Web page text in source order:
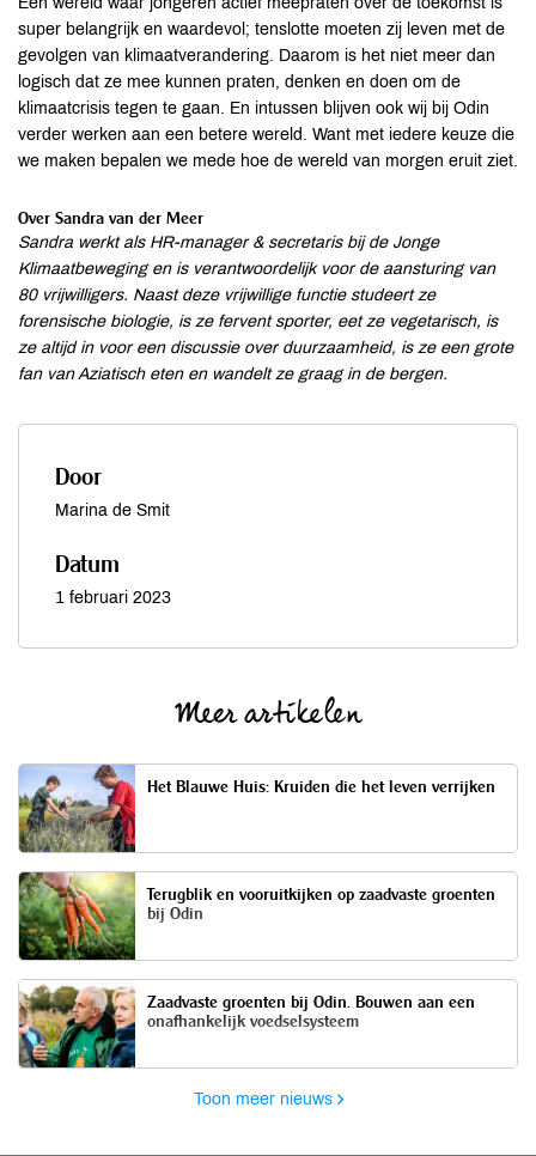
super belangrijk en waardevol; tenslotte moeten zij leven met de
gevolgen van klimaatverandering. Daarom is het niet meer dan
logisch dat ze mee kunnen praten, denken en doen om de
klimaatcrisis tegen te gaan. En intussen blijven ook wij bij Odin
verder werken aan een betere wereld. Want met iedere keuze die
we maken bepalen we mede hoe de wereld van morgen eruit ziet.
Over Sandra van der Meer
Sandra werkt als HR-manager & secretaris bij de Jonge
Klimaatbeweging en is verantwoordelijk voor de aansturing van
80 vrijwilligers. Naast deze vrijwillige functie studeert ze
forensische biologie, is ze fervent sporter, eet ze vegetarisch, is
ze altijd in voor een discussie over duurzaamheid, is ze een grote
fan van Aziatisch eten en wandelt ze graag in de bergen.
Door
Marina de Smit
Datum
1 februari 2023
Meer artikelen
Het Blauwe Huis: Kruiden die het leven verrijken
Terugblik en vooruitkijken op zaadvaste groenten
bij Odin
Zaadvaste groenten bij Odin. Bouwen aan een
onafhankelijk voedselsysteem
Toon meer nieuws